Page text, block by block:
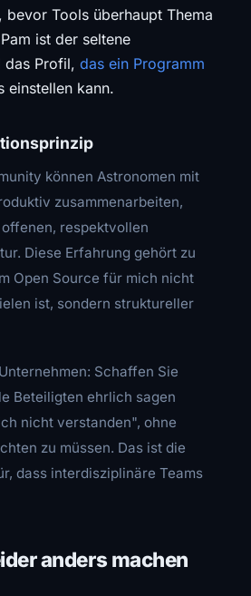
bevor Tools überhaupt Thema
ist der seltene
das Profil, das ein Programm
einstellen kann.
können Astronomen mit
zusammenarbeiten,
respektvollen
Diese Erfahrung gehört zu
Open Source für mich nicht
ist, sondern struktureller
Schaffen Sie
Beteiligten ehrlich sagen
nicht verstanden", ohne
zu müssen. Das ist die
dass interdisziplinäre Teams
anders machen